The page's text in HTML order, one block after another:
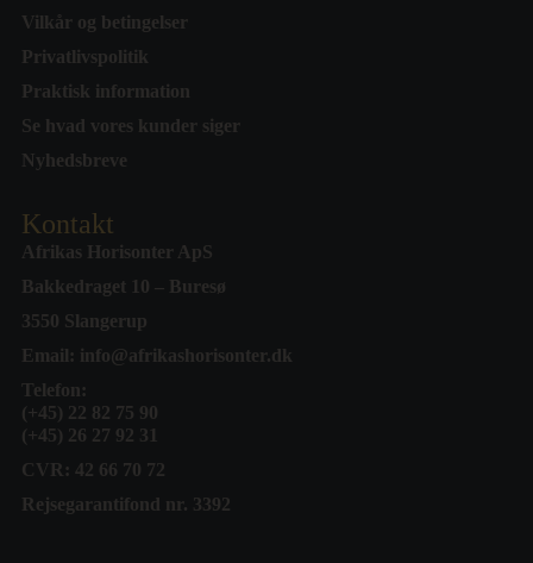
Vilkår og betingelser
Privatlivspolitik
Praktisk information
Se hvad vores kunder siger
Nyhedsbreve
Kontakt
Afrikas Horisonter ApS
Bakkedraget 10 – Buresø
3550 Slangerup
Email: info@afrikashorisonter.dk
Telefon:
(+45) 22 82 75 90
(+45) 26 27 92 31
CVR: 42 66 70 72
Rejsegarantifond nr. 3392